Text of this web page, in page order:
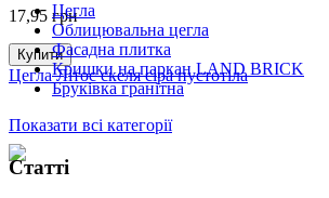
17,95 грн
Купити
Цегла Літос скеля сіра пустотіла
Цегла
Облицювальна цегла
Фасадна плитка
Кришки на паркан LAND BRICK
Бруківка гранітна
Показати всі категорії
Статті